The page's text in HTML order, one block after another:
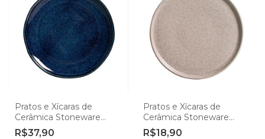
Pratos e Xícaras de
Cerâmica Stoneware
Happy - Porto Brasil
R$37,90
Pratos e Xícaras de
Cerâmica Stoneware
Sandy - Porto Brasil
R$18,90